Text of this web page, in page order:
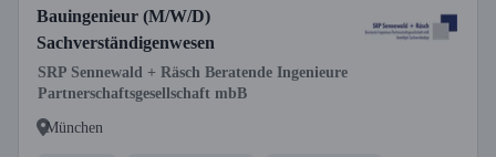
Bauingenieur (M/W/D)
Sachverständigenwesen
SRP Sennewald + Räsch Beratende Ingenieure
Partnerschaftsgesellschaft mbB
München